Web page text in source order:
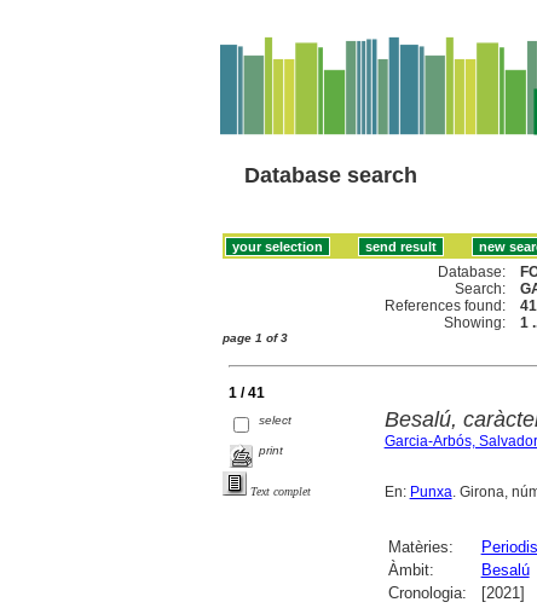
Database search
Database:
Search:
References found:
41
Showing:
1
page 1 of 3
1 / 41
select
print
Text complet
Besalú,
Garcia-Arbós, Salvador
En: Punxa. Girona,
Matèries:
Àmbit:
Besalú
Cronologia:
[2021]